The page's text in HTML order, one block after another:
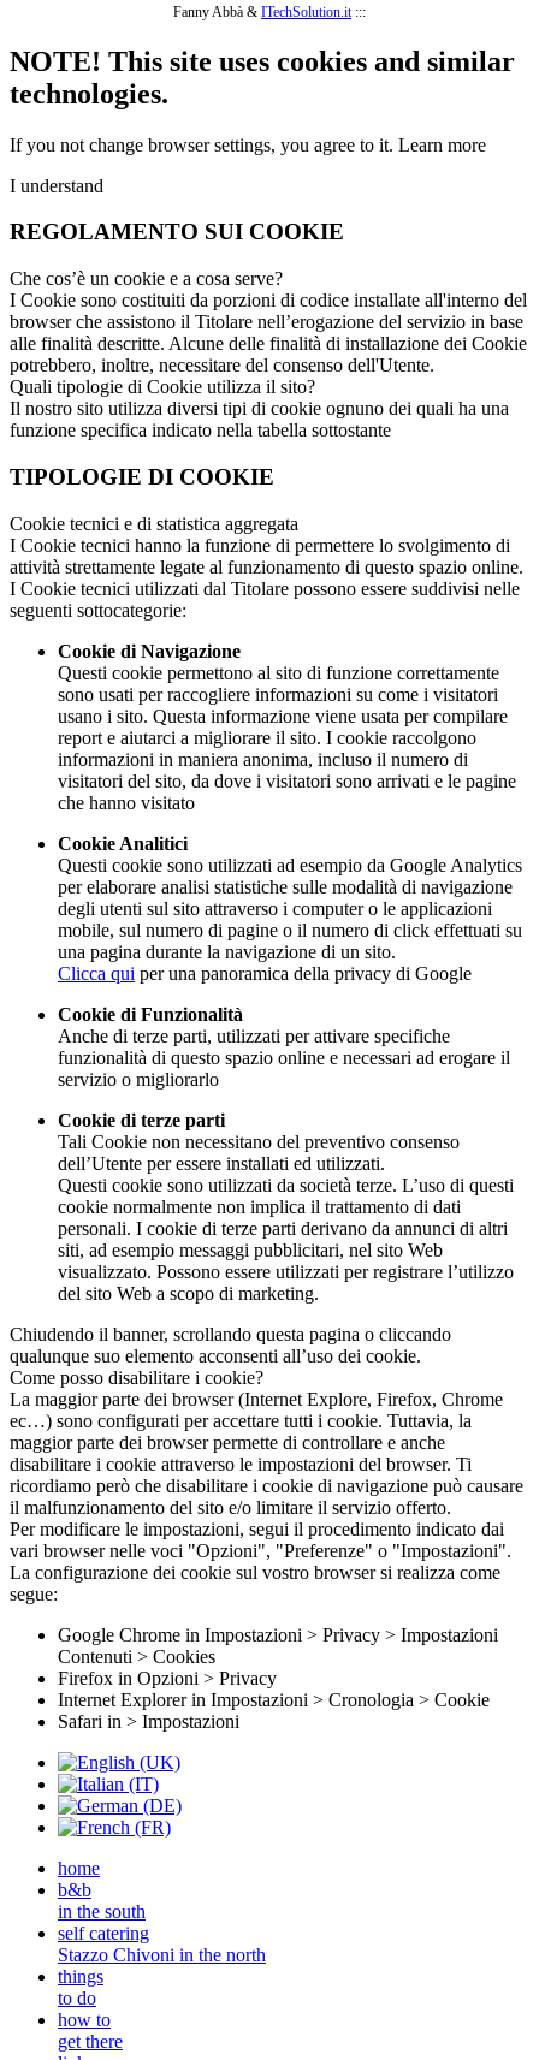
Fanny Abbà & ITechSolution.it:::
NOTE! This site uses cookies and similar
technologies.
If you not change browser settings, you agree to it. Learn more
I understand
REGOLAMENTO SUI COOKIE
Che cos’è un cookie e a cosa serve?
I Cookie sono costituiti da porzioni di codice installate all'interno del
browser che assistono il Titolare nell’erogazione del servizio in base
alle finalità descritte. Alcune delle finalità di installazione dei Cookie
potrebbero, inoltre, necessitare del consenso dell'Utente.
Quali tipologie di Cookie utilizza il sito?
Il nostro sito utilizza diversi tipi di cookie ognuno dei quali ha una
funzione specifica indicato nella tabella sottostante
TIPOLOGIE DI COOKIE
Cookie tecnici e di statistica aggregata
I Cookie tecnici hanno la funzione di permettere lo svolgimento di
attività strettamente legate al funzionamento di questo spazio online.
I Cookie tecnici utilizzati dal Titolare possono essere suddivisi nelle
seguenti sottocategorie:
Cookie di Navigazione
Questi cookie permettono al sito di funzione correttamente
sono usati per raccogliere informazioni su come i visitatori
usano i sito. Questa informazione viene usata per compilare
report e aiutarci a migliorare il sito. I cookie raccolgono
informazioni in maniera anonima, incluso il numero di
visitatori del sito, da dove i visitatori sono arrivati e le pagine
che hanno visitato
Cookie Analitici
Questi cookie sono utilizzati ad esempio da Google Analytics
per elaborare analisi statistiche sulle modalità di navigazione
degli utenti sul sito attraverso i computer o le applicazioni
mobile, sul numero di pagine o il numero di click effettuati su
una pagina durante la navigazione di un sito.
Clicca qui per una panoramica della privacy di Google
Cookie di Funzionalità
Anche di terze parti, utilizzati per attivare specifiche
funzionalità di questo spazio online e necessari ad erogare il
servizio o migliorarlo
Cookie di terze parti
Tali Cookie non necessitano del preventivo consenso
dell’Utente per essere installati ed utilizzati.
Questi cookie sono utilizzati da società terze. L’uso di questi
cookie normalmente non implica il trattamento di dati
personali. I cookie di terze parti derivano da annunci di altri
siti, ad esempio messaggi pubblicitari, nel sito Web
visualizzato. Possono essere utilizzati per registrare l’utilizzo
del sito Web a scopo di marketing.
Chiudendo il banner, scrollando questa pagina o cliccando
qualunque suo elemento acconsenti all’uso dei cookie.
Come posso disabilitare i cookie?
La maggior parte dei browser (Internet Explore, Firefox, Chrome
ec…) sono configurati per accettare tutti i cookie. Tuttavia, la
maggior parte dei browser permette di controllare e anche
disabilitare i cookie attraverso le impostazioni del browser. Ti
ricordiamo però che disabilitare i cookie di navigazione può causare
il malfunzionamento del sito e/o limitare il servizio offerto.
Per modificare le impostazioni, segui il procedimento indicato dai
vari browser nelle voci "Opzioni", "Preferenze" o "Impostazioni".
La configurazione dei cookie sul vostro browser si realizza come
segue:
Google Chrome in Impostazioni > Privacy > Impostazioni
Contenuti > Cookies
Firefox in Opzioni > Privacy
Internet Explorer in Impostazioni > Cronologia > Cookie
Safari in > Impostazioni
home
b&b
in the south
self catering
Stazzo Chivoni in the north
things
to do
how to
get there